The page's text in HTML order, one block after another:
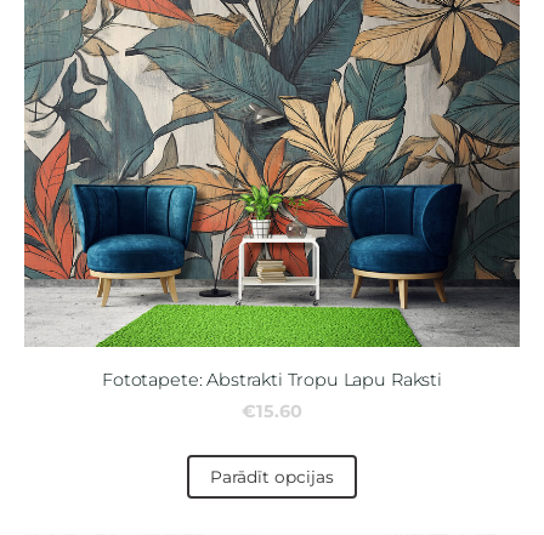
Fototapete: Abstrakti Tropu Lapu Raksti
€15.60
Parādīt opcijas